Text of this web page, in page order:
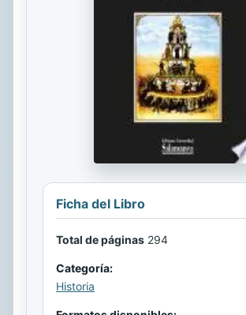
Ficha del Libro
Total de páginas 294
Categoría:
Historia